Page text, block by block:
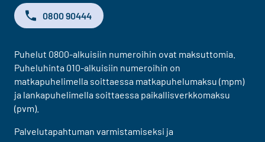
0800 90444
Puhelut 0800-alkuisiin numeroihin ovat maksuttomia.
Puheluhinta 010-alkuisiin numeroihin on
matkapuhelimella soittaessa matkapuhelumaksu (mpm)
ja lankapuhelimella soittaessa paikallisverkkomaksu
(pvm).
Palvelutapahtuman varmistamiseksi ja